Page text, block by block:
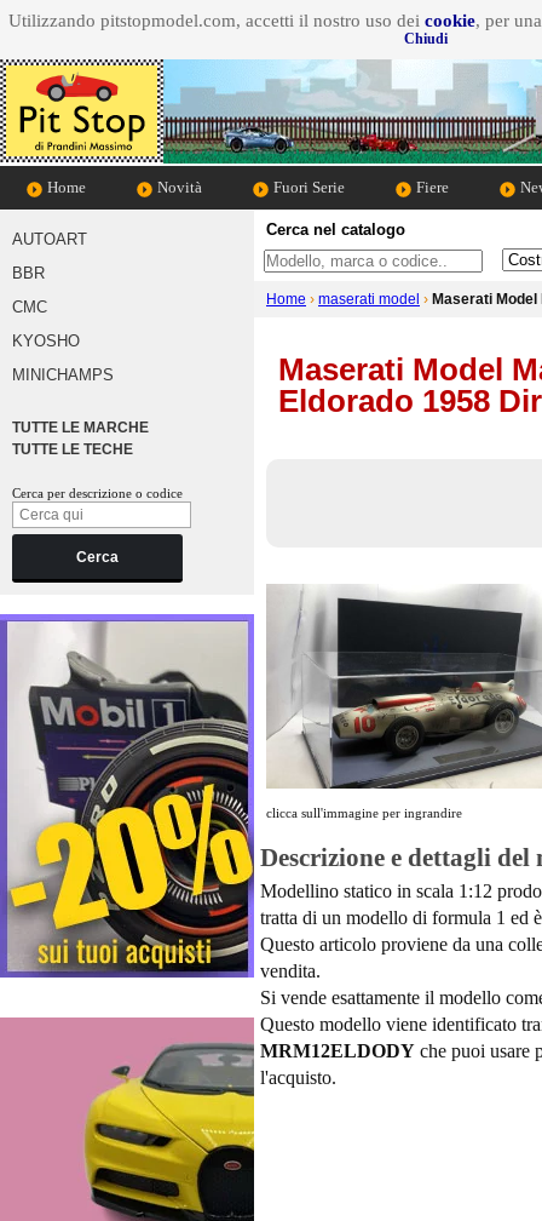
Utilizzando pitstopmodel.com, accetti il nostro uso dei cookie, per
Chiudi
Home Novità Fuori Serie Fiere
AUTOART
BBR
CMC
KYOSHO
MINICHAMPS
TUTTE LE MARCHE
TUTTE LE TECHE
Cerca per descrizione o codice
Cerca
Cerca nel catalogo
Cosa cerchi
Home › maserati model › Maserati
Maserati Model
Eldorado 1958
clicca sull'immagine per ingrandire
Descrizione e dettagli del
Modellino statico in scala 1:12
tratta di un modello di formula 1 ed
Questo articolo proviene da una
vendita.
Si vende esattamente il modello
Questo modello viene identificato
MRM12ELDODY che puoi usare
l'acquisto.